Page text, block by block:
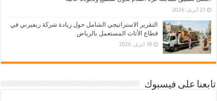
23 أبريل، 2026
التقرير الاستراتيجي الشامل حول ريادة شركة ريفيرني في
قطاع الأثاث المستعمل بالرياض
18 أبريل، 2026
تابعنا على فيسبوك